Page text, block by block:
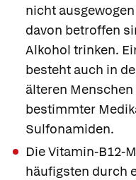
nicht
davon betroffen
Alkohol trinken.
besteht auch in
älteren
bestimmter
Sulfonamiden.
DieVitamin-B12-
häufigsten durch